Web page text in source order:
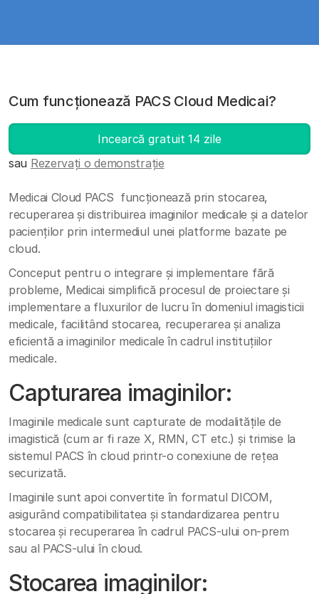
Cum funcționează PACS Cloud Medicai?
Incearcă gratuit 14 zile
sau Rezervați o demonstrație
Medicai Cloud PACS funcționează prin stocarea,
recuperarea și distribuirea imaginilor medicale și a datelor
pacienților prin intermediul unei platforme bazate pe
cloud.
Conceput pentru o integrare și implementare fără
probleme, Medicai simplifică procesul de proiectare și
implementare a fluxurilor de lucru în domeniul imagisticii
medicale, facilitând stocarea, recuperarea și analiza
eficientă a imaginilor medicale în cadrul instituțiilor
medicale.
Capturarea imaginilor:
Imaginile medicale sunt capturate de modalitățile de
imagistică (cum ar fi raze X, RMN, CT etc.) și trimise la
sistemul PACS în cloud printr-o conexiune de rețea
securizată.
Imaginile sunt apoi convertite în formatul DICOM,
asigurând compatibilitatea și standardizarea pentru
stocarea și recuperarea în cadrul PACS-ului on-prem
sau al PACS-ului în cloud.
Stocarea imaginilor: